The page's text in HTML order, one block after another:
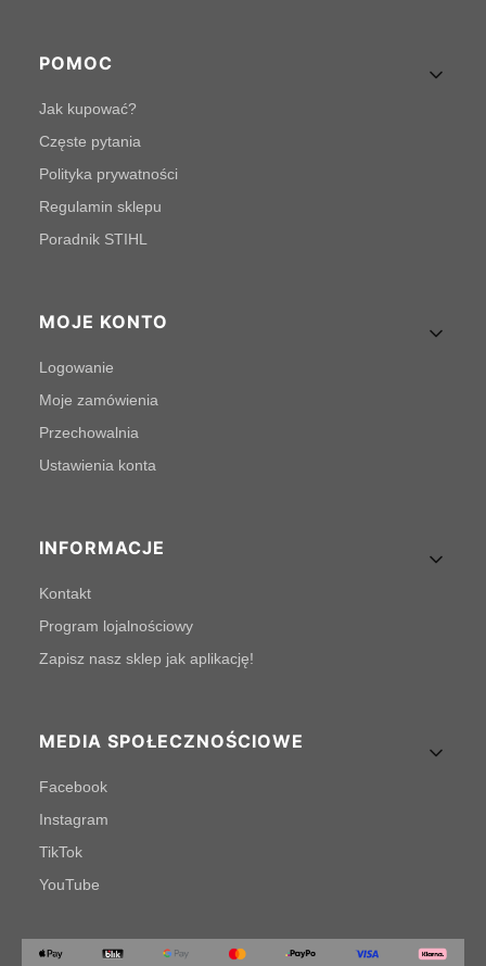
POMOC
Jak kupować?
Częste pytania
Polityka prywatności
Regulamin sklepu
Poradnik STIHL
MOJE KONTO
Logowanie
Moje zamówienia
Przechowalnia
Ustawienia konta
INFORMACJE
Kontakt
Program lojalnościowy
Zapisz nasz sklep jak aplikację!
MEDIA SPOŁECZNOŚCIOWE
Facebook
Instagram
TikTok
YouTube